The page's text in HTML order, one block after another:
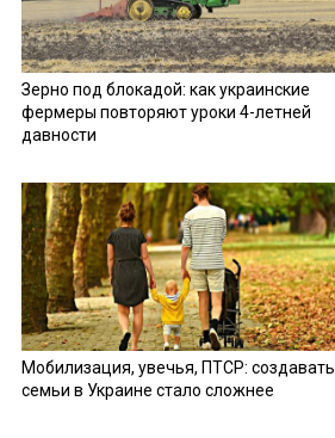
Зерно под блокадой: как украинские
фермеры повторяют уроки 4-летней
давности
Мобилизация, увечья, ПТСР: создавать
семьи в Украине стало сложнее